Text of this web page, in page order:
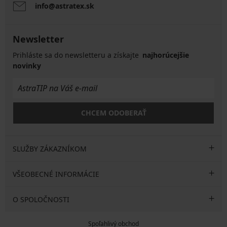
info@astratex.sk
Newsletter
Prihláste sa do newsletteru a získajte najhorúcejšie
novinky
CHCEM ODOBERAŤ
SLUŽBY ZÁKAZNÍKOM
VŠEOBECNÉ INFORMÁCIE
O SPOLOČNOSTI
Spoľahlivý obchod